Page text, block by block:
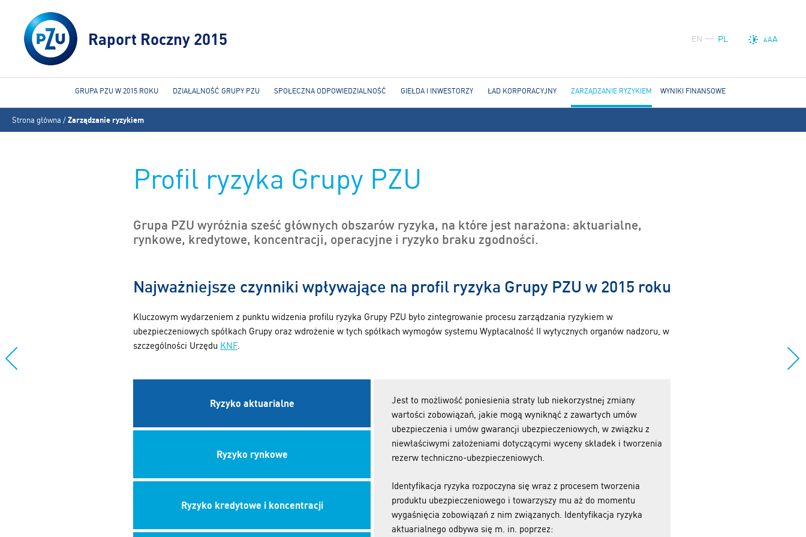
EN PL AAA
Raport Roczny 2015
Jesteś
tutaj
Strona główna /Zarządzanie ryzykiem
Profil ryzyka Grupy PZU
Grupa PZU wyróżnia sześć głównych obszarów ryzyka, na które jest narażona: aktuarialne,
rynkowe, kredytowe, koncentracji, operacyjne i ryzyko braku zgodności.
Najważniejsze czynniki wpływające na profil ryzyka Grupy PZU w 2015 roku
Kluczowym wydarzeniem z punktu widzenia profilu ryzyka Grupy PZU było zintegrowanie procesu zarządzania ryzykiem w
ubezpieczeniowych spółkach Grupy oraz wdrożenie w tych spółkach wymogów systemu Wypłacalność II wytycznych organów nadzoru, w
szczególności Urzędu KNF.
Ryzyko aktuarialne
Ryzyko rynkowe
Ryzyko kredytowe i koncentracji
Jest to możliwość poniesienia straty lub niekorzystnej zmiany
wartości zobowiązań, jakie mogą wyniknąć z zawartych umów
ubezpieczenia i umów gwarancji ubezpieczeniowych, w związku z
niewłaściwymi założeniami dotyczącymi wyceny składek i tworzenia
rezerw techniczno-ubezpieczeniowych.
Identyfikacja ryzyka rozpoczyna się wraz z procesem tworzenia
produktu ubezpieczeniowego i towarzyszy mu aż do momentu
wygaśnięcia zobowiązań z nim związanych. Identyfikacja ryzyka
aktuarialnego odbywa się m. in. poprzez:
GRUPA PZU W 2015 ROKU DZIAŁALNOŚĆ GRUPY PZU SPOŁECZNA ODPOWIEDZIALNOŚĆ GIEŁDA I INWESTORZY ŁAD KORPORACYJNY ZARZĄDZANIE RYZYKIEM WYNIKI FINANSOWE